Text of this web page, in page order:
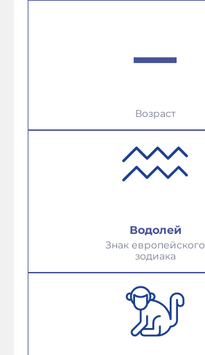
–
Возраст
Водолей
Знак европейского
зодиака